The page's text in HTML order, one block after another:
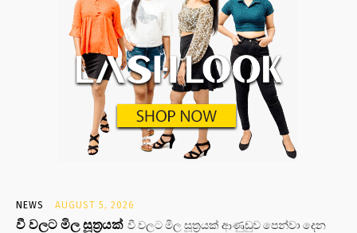
NEWS AUGUST 5, 2026
වී වලට මිල සූත්‍රයක් වී වලට මිල සූත්‍රයක් ආණුඩුව පෙන්වා දෙන